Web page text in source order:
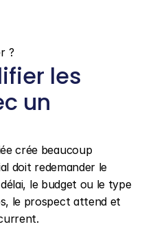
?
les
un
crée beaucoup
doit redemander le
le budget ou le type
le prospect attend et